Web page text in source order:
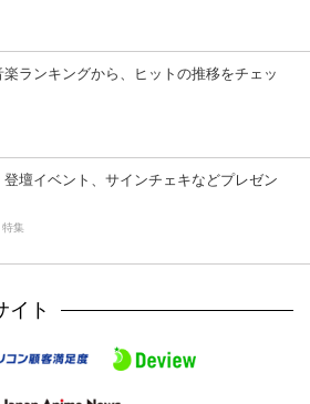
楽ランキングから、ヒットの推移をチェッ
登壇イベント、サインチェキなどプレゼン
特集
イト